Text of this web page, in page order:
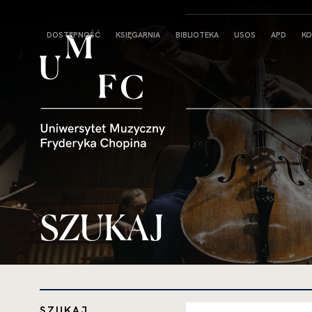
Strona
główna
DOSTĘPNOŚĆ KSIĘGARNIA BIBLIOTEKA USOS APD
SZUKAJ